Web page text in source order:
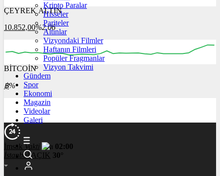
00:00 00:00
ÇEYREK ALTIN
10.852,00%2,06
00:00 00:00 00:00
BİTCOİN
฿%
Kripto Paralar
Hisseler
Pariteler
Altınlar
Vizyondaki Filmler
Haftanın Filmleri
Popüler Fragmanlar
Vizyon Takvimi
Gündem
Spor
Ekonomi
Magazin
Videolar
Galeri
İmsakVakti
02:00
İstanbul AÇIK 30°